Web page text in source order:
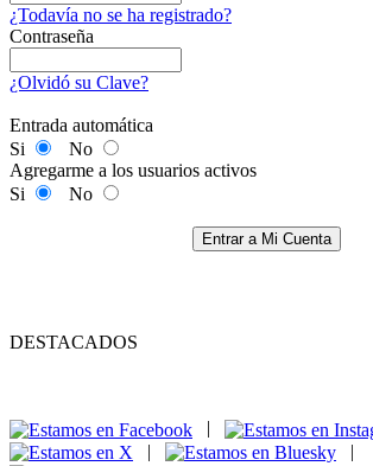
¿Todavía no se ha registrado?
Contraseña
¿Olvidó su Clave?
Entrada automática
Si
No
Agregarme a los usuarios activos
Si
No
Entrar a Mi Cuenta
DESTACADOS
|
|